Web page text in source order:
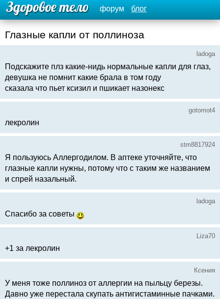
форум блог
Глазные капли от поллиноза
ladoga
Подскажите плз какие-нидь нормальные капли для глаз,
девушка не помнит какие брала в том году
сказала что пьет ксизил и пшикает назонекс
gotomot4
лекролин
stm8817924
Я пользуюсь Аллергодилом. В аптеке уточняйте, что
глазные капли нужны, потому что с таким же названием
и спрей назальный.
ladoga
Спасибо за советы
Liza70
+1 за лекролин
Ксения
У меня тоже поллиноз от аллергии на пыльцу березы.
Давно уже перестала скупать антигистаминные пачками.